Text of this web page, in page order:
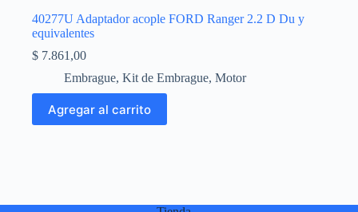
40277U Adaptador acople FORD Ranger 2.2 D Du y
equivalentes
$ 7.861,00
Embrague, Kit de Embrague, Motor
Agregar al carrito